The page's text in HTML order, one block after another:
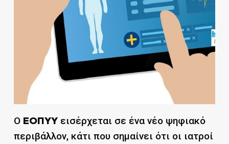
Ο ΕΟΠΥΥεισέρχεται σε ένα νέο ψηφιακό
περιβάλλον, κάτι που σημαίνει ότι οι ιατροί